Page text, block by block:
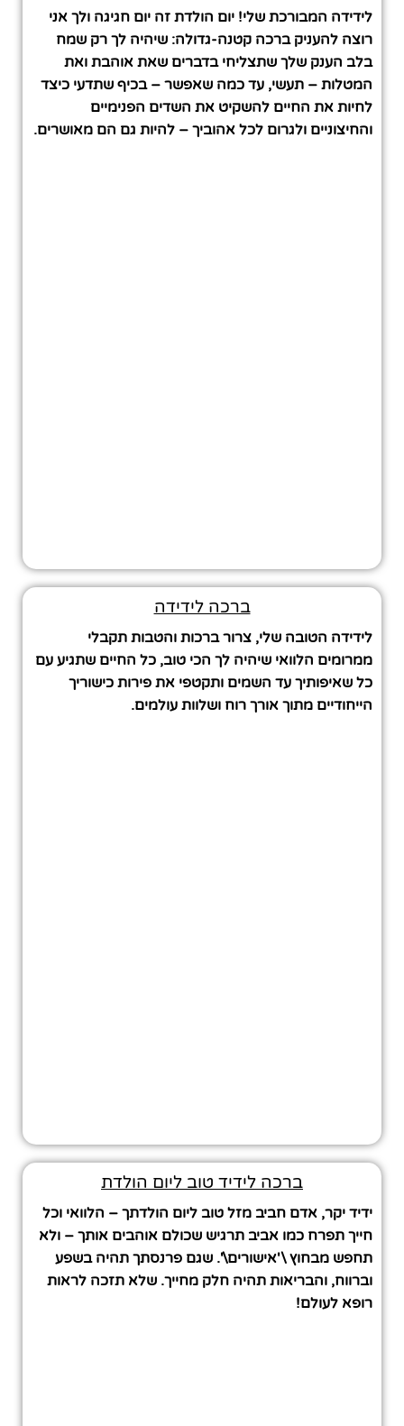
לידידה המבורכת שלי! יום הולדת זה יום חגיגה ולך אני
רוצה להעניק ברכה קטנה-גדולה: שיהיה לך רק שמח
בלב הענק שלך שתצליחי בדברים שאת אוהבת ואת
המטלות – תעשי, עד כמה שאפשר – בכיף שתדעי כיצד
לחיות את החיים להשקיט את השדים הפנימיים
והחיצוניים ולגרום לכל אהוביך – להיות גם הם מאושרים.
ברכה לידידה
לידידה הטובה שלי, צרור ברכות והטבות תקבלי
ממרומים הלוואי שיהיה לך הכי טוב, כל החיים שתגיע עם
כל שאיפותיך עד השמים ותקטפי את פירות כישוריך
הייחודיים מתוך אורך רוח ושלוות עולמים.
ברכה לידיד טוב ליום הולדת
ידיד יקר, אדם חביב מזל טוב ליום הולדתך – הלוואי וכל
חייך תפרח כמו אביב תרגיש שכולם אוהבים אותך – ולא
תחפש מבחוץ \'אישורים\'. שגם פרנסתך תהיה בשפע
וברווח, והבריאות תהיה חלק מחייך. שלא תזכה לראות
רופא לעולם!